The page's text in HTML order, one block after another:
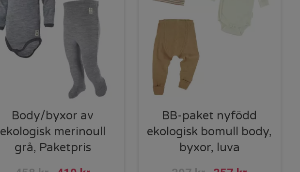
Body/byxor av
ekologisk merinoull
grå, Paketpris
BB-paket nyfödd
ekologisk bomull body,
byxor, luva